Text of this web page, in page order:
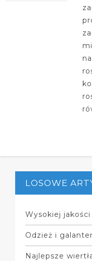
LOSOWE
Wysokiej
Odzież i
Najlepsze